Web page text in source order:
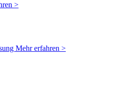
>
Mehr erfahren >